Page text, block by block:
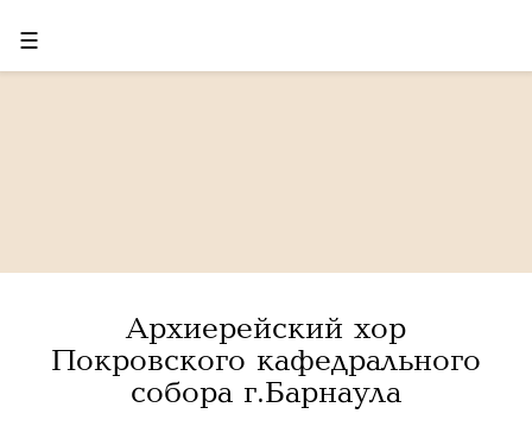
☰
Архиерейский хор
Покровского кафедрального
собора г.Барнаула